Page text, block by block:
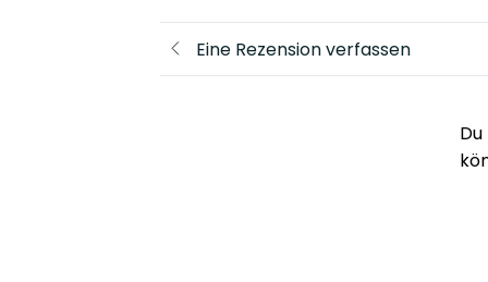
Eine Rezension verfassen